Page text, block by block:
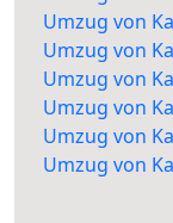
Umzug von
Umzug von
Umzug von
Umzug von
Umzug von
Umzug von